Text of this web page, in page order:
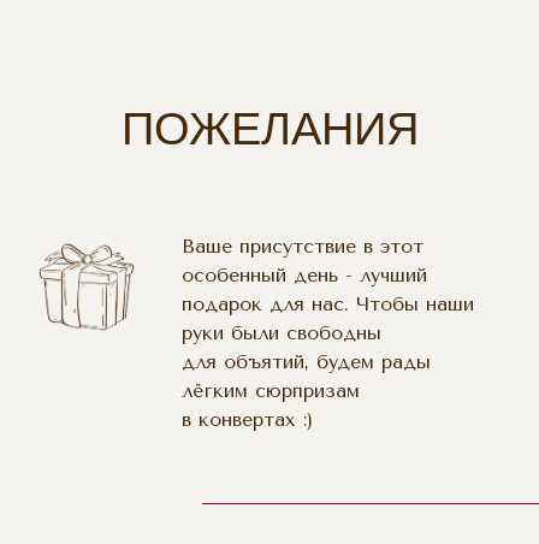
ПОЖЕЛАНИЯ
Ваше присутствие в этот
особенный день - лучший
подарок для нас. Чтобы наши
руки были свободны
для объятий, будем рады
лёгким сюрпризам
в конвертах :)